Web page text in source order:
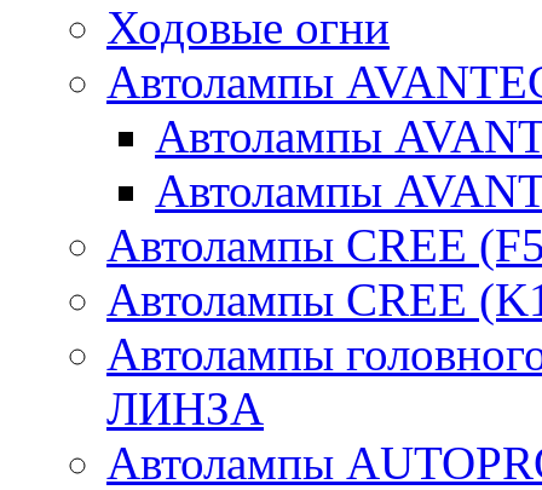
Ходовые огни
Автолампы
Автолампы
Автолампы
Автолампы CREE
Автолампы CREE
Автолампы
ЛИНЗА
Автолампы